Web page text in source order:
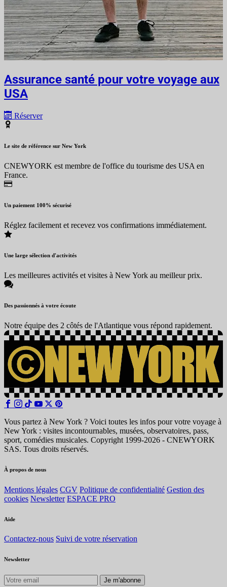
Assurance santé pour votre voyage aux
USA
Réserver
Le site de référence sur New York
CNEWYORK est membre de l'office du tourisme des USA en
France.
Un paiement 100% sécurisé
Réglez facilement et recevez vos confirmations immédiatement.
Une large sélection d'activités
Les meilleures activités et visites à New York au meilleur prix.
Des passionnés à votre écoute
Notre équipe des 2 côtés de l'Atlantique vous répond rapidement.
Vous partez à New York ? Voici toutes les infos pour votre voyage à
New York : visites incontournables, musées, observatoires, pass,
sport, comédies musicales. Copyright 1999-2026 - CNEWYORK
SAS. Tous droits réservés.
À propos de nous
Mentions légales CGV Politique de confidentialité Gestion des
cookies Newsletter ESPACE PRO
Aide
Contactez-nous Suivi de votre réservation
Newsletter
Je m'abonne